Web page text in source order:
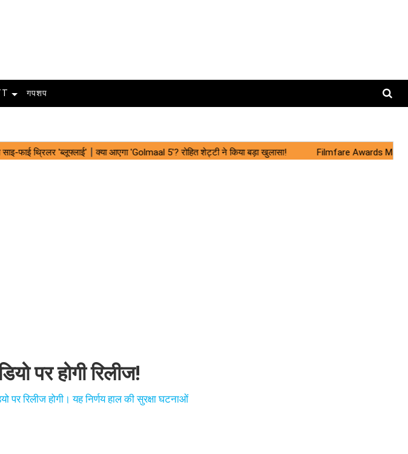
गपशप
पर होगी रिलीज!
पर रिलीज होगी। यह निर्णय हाल की सुरक्षा घटनाओं